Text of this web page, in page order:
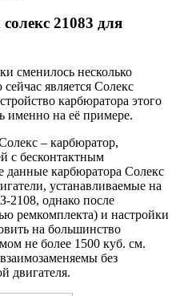
21083 для
сменилось несколько
является Солекс
карбюратора этого
именно на её примере.
– карбюратор,
с бесконтактным
данные карбюратора Солекс
устанавливаемые на
2108, однако после
ремкомплекта) и настройки
на большинство
не более 1500 куб. см.
без
двигателя.